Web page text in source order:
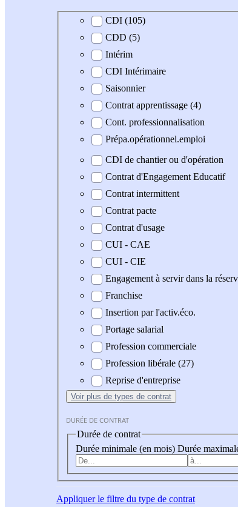
Type de contratCDI (105)
CDD (5)
Intérim
CDI Intérimaire
Saisonnier
Contrat apprentissage (4)
Cont. professionnalisation
Prépa.opérationnel.emploi
CDI de chantier ou d'opération
Contrat d'Engagement Educatif
Contrat intermittent
Contrat pacte
Contrat d'usage
CUI - CAE
CUI - CIE
Engagement à servir dans la
Franchise
Insertion par l'activ.éco.
Portage salarial
Profession commerciale
Profession libérale (27)
Reprise d'entreprise
Voir plus de types de contrat
DURÉE DE CONTRAT
Durée de contrat
Durée minimale (en mois) Durée
Appliquerle filtre du type de contrat